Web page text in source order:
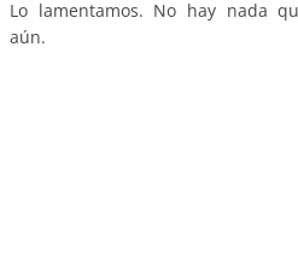
Lo lamentamos. No hay nada
aún.